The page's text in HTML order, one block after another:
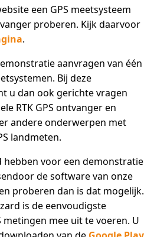
een GPS meetsysteem
proberen. Kijk daarvoor
.
aanvragen van één
Bij deze
u dan ook gerichte vragen
RTK GPS ontvanger en
andere onderwerpen met
landmeten.
hebben voor een demonstratie
de software van onze
proberen dan is dat mogelijk.
is de eenvoudigste
metingen mee uit te voeren. U